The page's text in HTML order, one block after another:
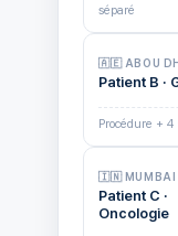
séparé
🇦🇪 ABOU
Patient B ·
Procédure +
🇮🇳 MUMBAI
Patient C ·
Oncologie